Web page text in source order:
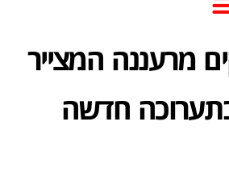
מרעננה המצייר
חדשה